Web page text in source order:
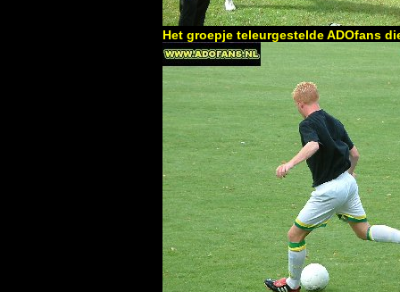
Het groepje teleurgestelde ADOfans